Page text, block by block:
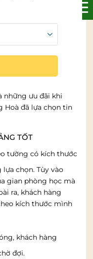
việc lắp đặt các thiết
cung cấp dòng sản
trường.
khi lựa chọn mua
bán rất nhiều trên
những ưu đãi khi
Hoà đã lựa chọn tin
TỐT
tường có kích thước
chọn. Tùy vào
gian phòng học mà
ra, khách hàng
kích thước mình
khách hàng
đợi.